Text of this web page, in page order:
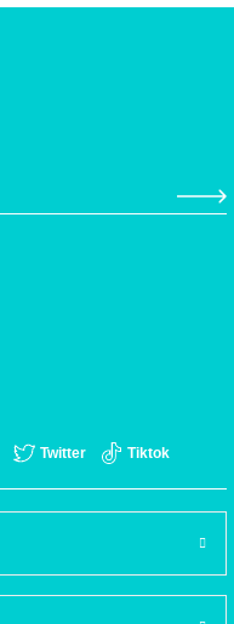
Twitter Tiktok